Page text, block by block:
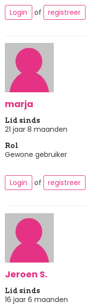
Login
of registreer
marja
Lid sinds
21 jaar 8 maanden
Rol
Gewone gebruiker
Login of registreer
Jeroen S.
Lid sinds
16 jaar 6 maanden